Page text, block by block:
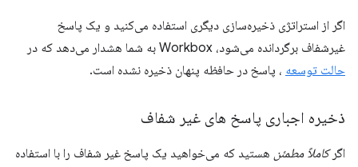
اگر از استراتژی ذخیره‌سازی دیگری استفاده می‌کنید و یک پاسخ
غیرشفاف برگردانده می‌شود، Workbox به شما هشدار می‌دهد که در
حالت توسعه ، پاسخ در حافظه پنهان ذخیره نشده است.
ذخیره اجباری پاسخ های غیر شفاف
اگرکاملاً مطمئن هستید که می‌خواهید یک پاسخ غیر شفاف را با استفاده